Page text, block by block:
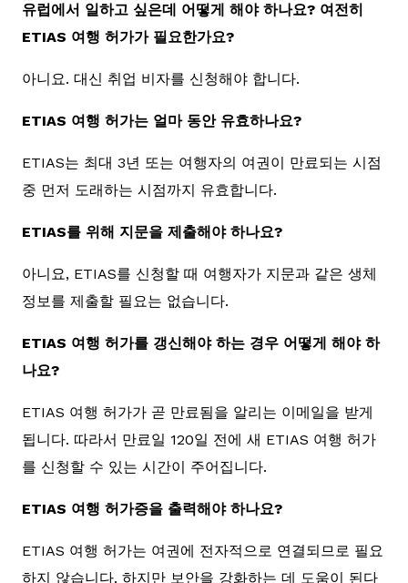
유럽에서 일하고 싶은데 어떻게 해야 하나요? 여전히
ETIAS 여행 허가가 필요한가요?
아니요. 대신 취업 비자를 신청해야 합니다.
ETIAS 여행 허가는 얼마 동안 유효하나요?
ETIAS는 최대 3년 또는 여행자의 여권이 만료되는 시점
중 먼저 도래하는 시점까지 유효합니다.
ETIAS를 위해 지문을 제출해야 하나요?
아니요, ETIAS를 신청할 때 여행자가 지문과 같은 생체
정보를 제출할 필요는 없습니다.
ETIAS 여행 허가를 갱신해야 하는 경우 어떻게 해야 하
나요?
ETIAS 여행 허가가 곧 만료됨을 알리는 이메일을 받게
됩니다. 따라서 만료일 120일 전에 새 ETIAS 여행 허가
를 신청할 수 있는 시간이 주어집니다.
ETIAS 여행 허가증을 출력해야 하나요?
ETIAS 여행 허가는 여권에 전자적으로 연결되므로 필요
하지 않습니다. 하지만 보안을 강화하는 데 도움이 된다